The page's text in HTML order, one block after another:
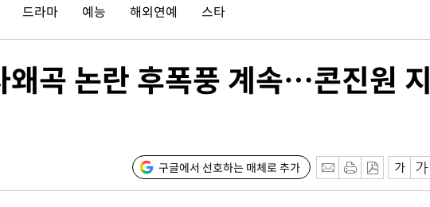
일부 구축
시 혼조 마감 다
외무부 대변인
위해 불가피"
회관 등 압수수
난실
드라마 예능 해외연예 스타
곡 논란 후폭풍 계속…콘진원 지
구글에서 선호하는 매체로 추가